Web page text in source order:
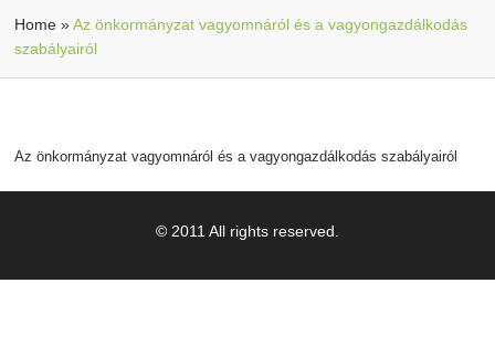
Home »Az önkormányzat vagyomnáról és a vagyongazdálkodás
szabályairól
Az önkormányzat vagyomnáról és a vagyongazdálkodás szabályairól
© 2011 All rights reserved.